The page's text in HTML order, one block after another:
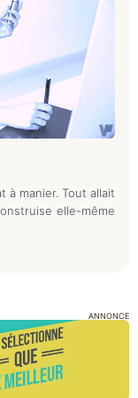
à manier. Tout allait
elle-même
ANNONCE